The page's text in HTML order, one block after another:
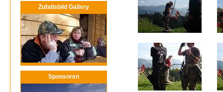
Zufallsbild Gallery
Sponsoren